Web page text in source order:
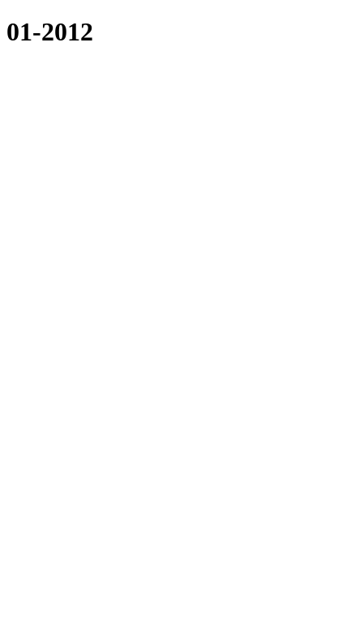
01-2012